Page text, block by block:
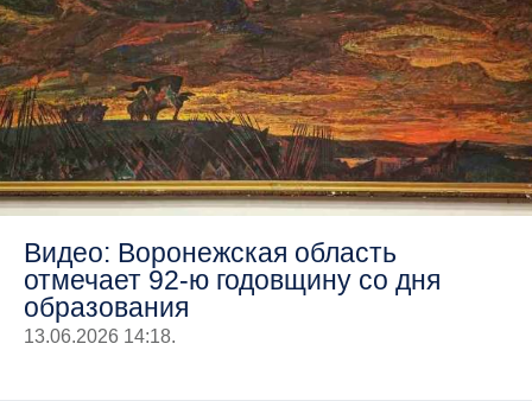
Видео: Воронежская область
отмечает 92-ю годовщину со дня
образования
13.06.2026 14:18.